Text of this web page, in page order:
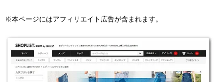
※本ページにはアフィリエイト広告が含まれます。